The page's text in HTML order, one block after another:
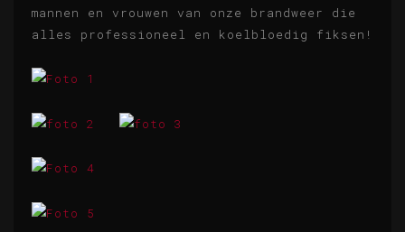
mannen en vrouwen van onze brandweer die
alles professioneel en koelbloedig fiksen!